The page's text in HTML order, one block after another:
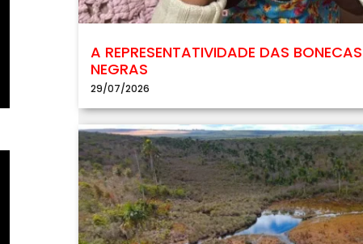
A REPRESENTATIVIDADE DAS BONECAS
NEGRAS
29/07/2026